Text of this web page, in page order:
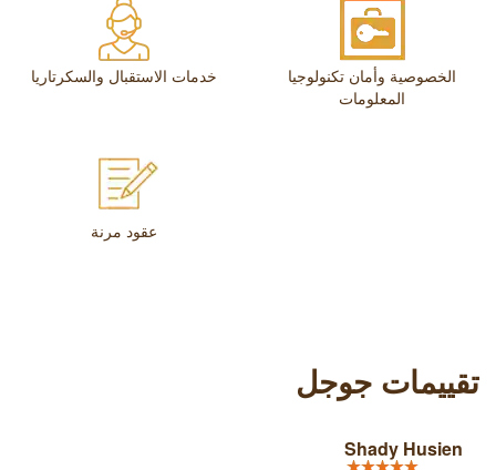
خدمات الاستقبال والسكرتاريا
الخصوصية وأمان تكنولوجيا
المعلومات
عقود مرنة
تقييمات جوجل
Shady Husien